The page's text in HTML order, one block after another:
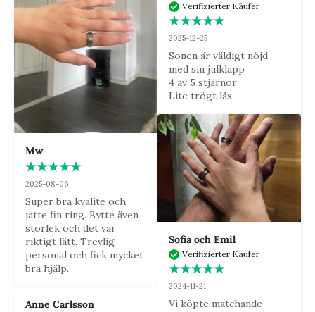
Mw
2025-08-06
Super bra kvalite och
jätte fin ring. Bytte även
storlek och det var
riktigt lätt. Trevlig
personal och fick mycket
bra hjälp.
Anne Carlsson
Verifizierter Käufer
2025-12-25
Sonen är väldigt nöjd
med sin julklapp
4 av 5 stjärnor
Lite trögt lås
Sofia och Emil
Verifizierter Käufer
2024-11-21
Vi köpte matchande